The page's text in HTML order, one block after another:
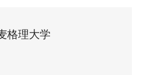
格理大学